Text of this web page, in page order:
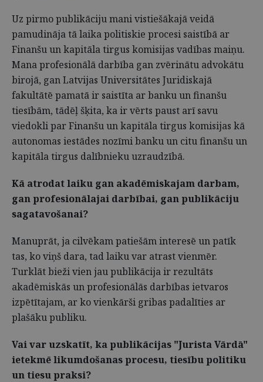
Uz pirmo publikāciju mani vistiešākajā veidā
pamudināja tā laika politiskie procesi saistībā ar
Finanšu un kapitāla tirgus komisijas vadības maiņu.
Mana profesionālā darbība gan zvērinātu advokātu
birojā, gan Latvijas Universitātes Juridiskajā
fakultātē pamatā ir saistīta ar banku un finanšu
tiesībām, tādēļ šķita, ka ir vērts paust arī savu
viedokli par Finanšu un kapitāla tirgus komisijas kā
autonomas iestādes nozīmi banku un citu finanšu un
kapitāla tirgus dalībnieku uzraudzībā.
Kā atrodat laiku gan akadēmiskajam darbam,
gan profesionālajai darbībai, gan publikāciju
sagatavošanai?
Manuprāt, ja cilvēkam patiešām interesē un patīk
tas, ko viņš dara, tad laiku var atrast vienmēr.
Turklāt bieži vien jau publikācija ir rezultāts
akadēmiskās un profesionālās darbības ietvaros
izpētītajam, ar ko vienkārši gribas padalīties ar
plašāku publiku.
Vai var uzskatīt, ka publikācijas "Jurista Vārdā"
ietekmē likumdošanas procesu, tiesību politiku
un tiesu praksi?